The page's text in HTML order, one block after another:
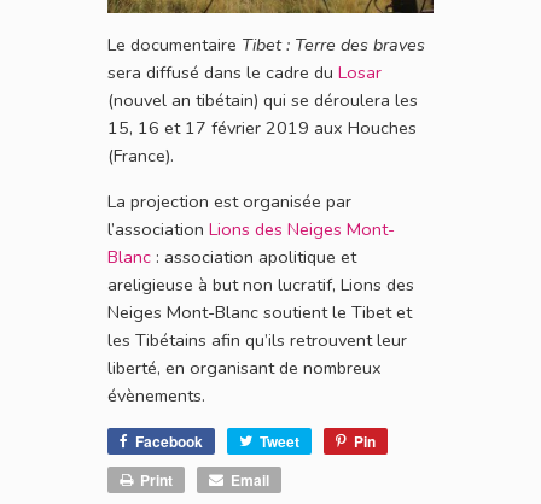
Le documentaire Tibet : Terre des braves
sera diffusé dans le cadre du Losar
(nouvel an tibétain) qui se déroulera les
15, 16 et 17 février 2019 aux Houches
(France).
La projection est organisée par
l’association Lions des Neiges Mont-
Blanc : association apolitique et
areligieuse à but non lucratif, Lions des
Neiges Mont-Blanc soutient le Tibet et
les Tibétains afin qu’ils retrouvent leur
liberté, en organisant de nombreux
évènements.
Facebook Tweet
Pin
Print
Email